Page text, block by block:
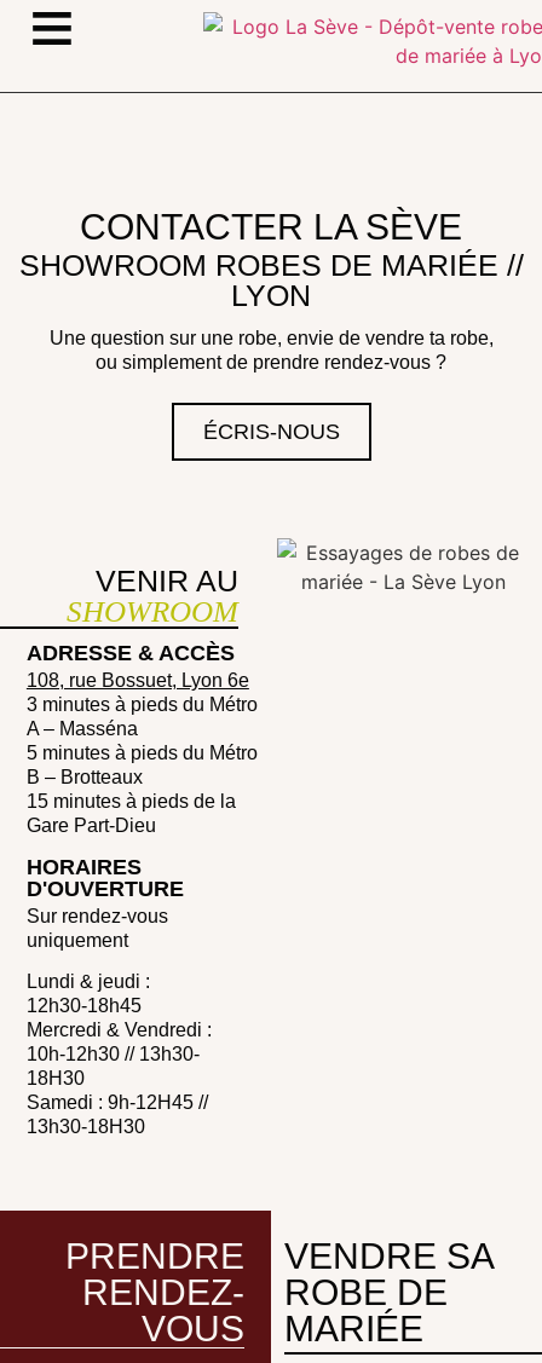
≡
CONTACTER LA SÈVE
SHOWROOM ROBES DE MARIÉE //
LYON
Une question sur une robe, envie de vendre ta robe,
ou simplement de prendre rendez-vous ?
ÉCRIS-NOUS
VENIR AU
SHOWROOM
ADRESSE & ACCÈS
108, rue Bossuet, Lyon 6e
3 minutes à pieds du Métro
A – Masséna
5 minutes à pieds du Métro
B – Brotteaux
15 minutes à pieds de la
Gare Part-Dieu
HORAIRES
D'OUVERTURE
Sur rendez-vous
uniquement
Lundi & jeudi :
12h30-18h45
Mercredi & Vendredi :
10h-12h30 // 13h30-
18H30
Samedi : 9h-12H45 //
13h30-18H30
PRENDRE
RENDEZ-
VOUS
VENDRE SA
ROBE DE
MARIÉE